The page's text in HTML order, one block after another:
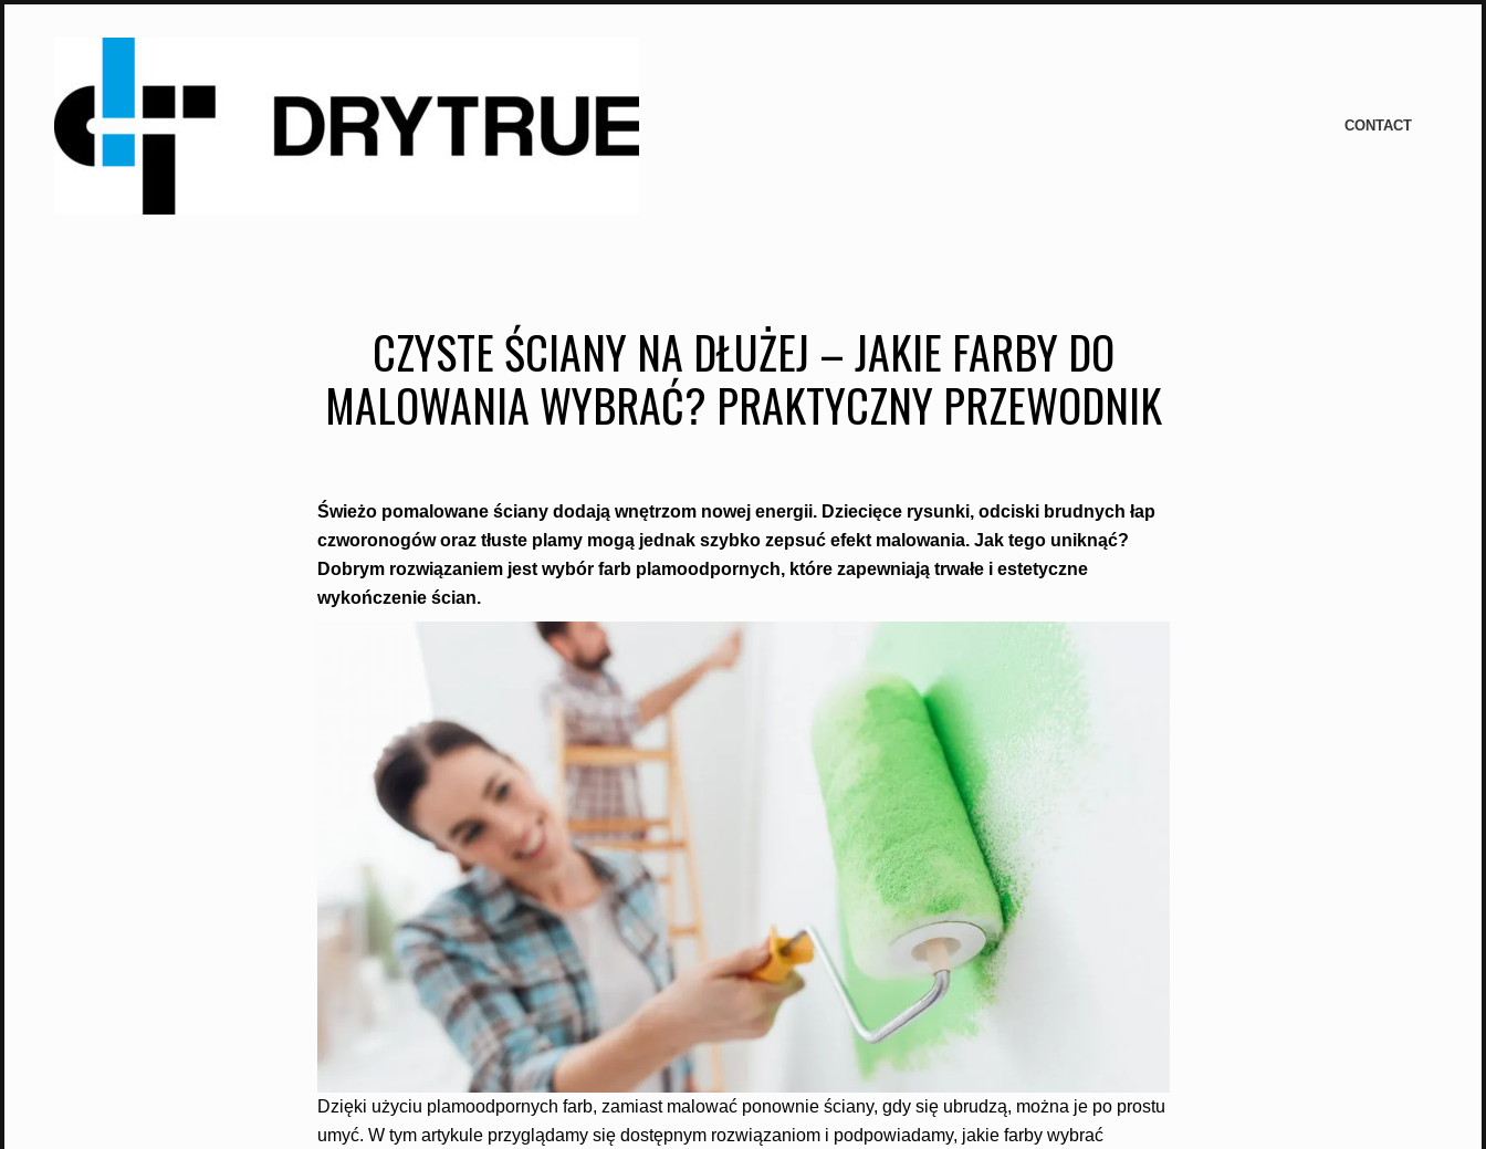
Skip
CONTACT
CZYSTE ŚCIANY NA DŁUŻEJ – JAKIE FARBY DO
MALOWANIA WYBRAĆ? PRAKTYCZNY PRZEWODNIK
Świeżo pomalowane ściany dodają wnętrzom nowej energii. Dziecięce rysunki, odciski brudnych łap
czworonogów oraz tłuste plamy mogą jednak szybko zepsuć efekt malowania. Jak tego uniknąć?
Dobrym rozwiązaniem jest wybór farb plamoodpornych, które zapewniają trwałe i estetyczne
wykończenie ścian.
Dzięki użyciu plamoodpornych farb, zamiast malować ponownie ściany, gdy się ubrudzą, można je po prostu
umyć. W tym artykule przyglądamy się dostępnym rozwiązaniom i podpowiadamy, jakie farby wybrać